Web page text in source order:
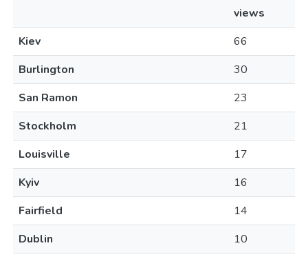
views
Kiev
66
Burlington
30
San Ramon
23
Stockholm
21
Louisville
17
Kyiv
16
Fairfield
14
Dublin
10